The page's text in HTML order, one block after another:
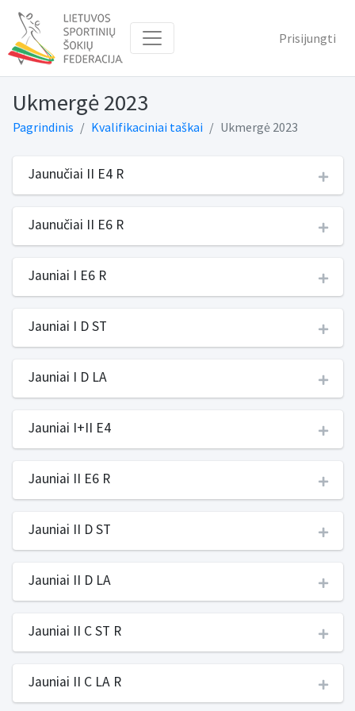
Prisijungti
Ukmergė 2023
Pagrindinis Kvalifikaciniai taškai Ukmergė 2023
Jaunučiai II E4 R
Jaunučiai II E6 R
Jauniai I E6 R
Jauniai I D ST
Jauniai I D LA
Jauniai I+II E4
Jauniai II E6 R
Jauniai II D ST
Jauniai II D LA
Jauniai II C ST R
Jauniai II C LA R